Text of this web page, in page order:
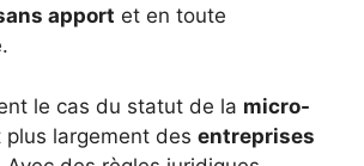
apport et en toute
le cas du statut de la micro-
plus largement des entreprises